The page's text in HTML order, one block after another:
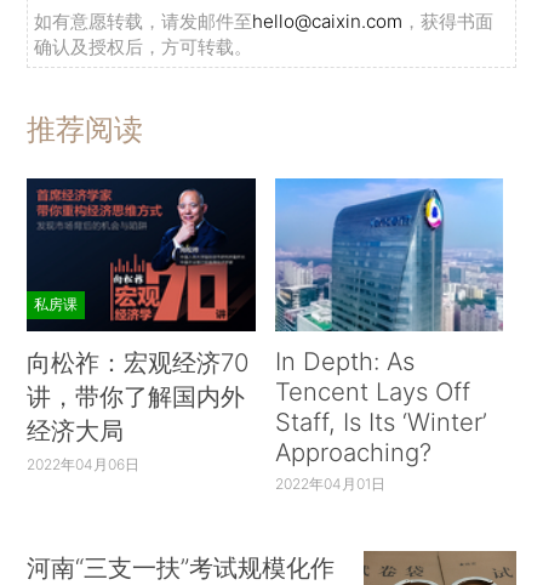
如有意愿转载，请发邮件至hello@caixin.com ，获得书面
确认及授权后，方可转载。
推荐阅读
私房课
向松祚：宏观经济70
讲，带你了解国内外
经济大局
2022年04月06日
In Depth: As
Tencent Lays Off
Staff, Is Its ‘Winter’
Approaching?
2022年04月01日
河南“三支一扶”考试规模化作